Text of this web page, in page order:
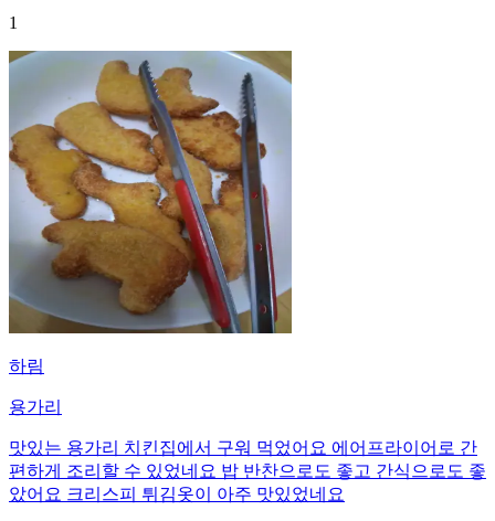
1
하림
용가리
맛있는 용가리 치킨집에서 구워 먹었어요 에어프라이어로 간
편하게 조리할 수 있었네요 밥 반찬으로도 좋고 간식으로도 좋
았어요 크리스피 튀김옷이 아주 맛있었네요